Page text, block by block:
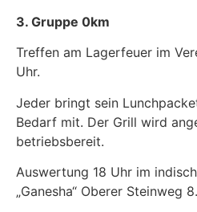
3. Gruppe 0km
Treffen am Lagerfeuer im
Uhr.
Jeder bringt sein
Bedarf mit. Der Grill wird
betriebsbereit.
Auswertung 18 Uhr im
„Ganesha“ Oberer Steinweg 8.